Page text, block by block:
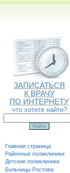
ЗАПИСАТЬСЯ
К ВРАЧУ
ПО ИНТЕРНЕТУ
что хотите найти?
Главная страница
Районные поликлиники
Детские поликлиники
Больницы Ростова